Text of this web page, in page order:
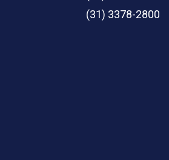
(31) 3378-2800